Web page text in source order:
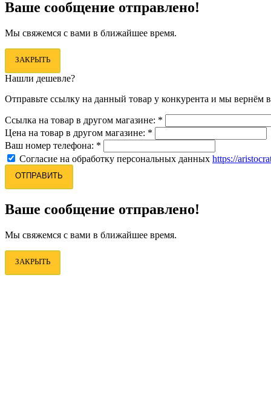
Ваше сообщение отправлено!
Мы свяжемся с вами в ближайшее время.
ЗАКРЫТЬ
Нашли дешевле?
Отправьте ссылку на данный товар у конкурента и мы вернём
Ссылка на товар в другом магазине: *
Цена на товар в другом магазине: *
Ваш номер телефона: *
Согласие на обработку персональных данных https://
ОТПРАВИТЬ
Ваше сообщение отправлено!
Мы свяжемся с вами в ближайшее время.
ЗАКРЫТЬ